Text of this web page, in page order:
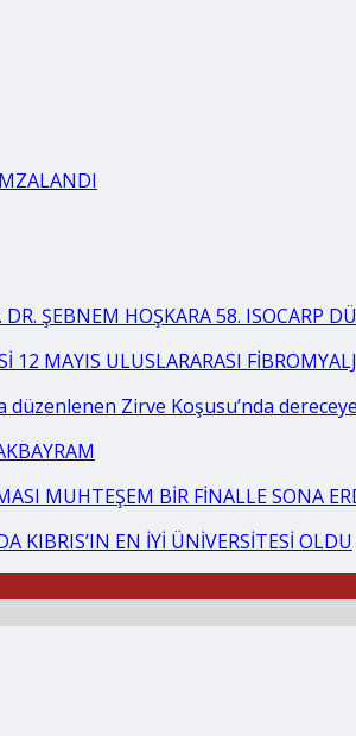
ŞEBNEM HOŞKARA 58. ISOCARP
12 MAYIS ULUSLARARASI
Zirve Koşusu’nda
MUHTEŞEM BİR FİNALLE SONA
KIBRIS’IN EN İYİ ÜNİVERSİTESİ OLDU